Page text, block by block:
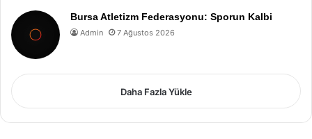
Bursa Atletizm Federasyonu: Sporun Kalbi
Admin 7 Ağustos 2026
Daha Fazla Yükle